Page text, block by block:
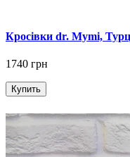
Кросівки dr. Mymi,
1740 грн
Купить